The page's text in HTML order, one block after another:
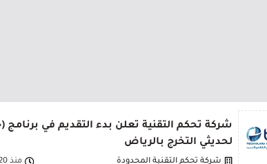
شركة تحكم التقنية تعلن بدء التقديم في برنامج
لحديثي التخرج بالرياض
شركة تحكم التقنية المحدودة منذ 20 ساعة